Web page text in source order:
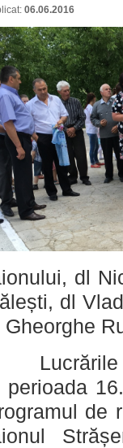
06.06.2016
dl
dl
Gheorghe
de
perioada
de